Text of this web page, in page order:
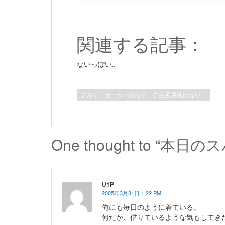
関連する記事：
ないっぽい...
ブルマ、セーラー服など、学生系属性はない、
One thought to “本日のス
U1Ρ
2005年3月31日 1:22 PM
俺にも毎日のように着ている。
何だか、借りているような気もしてき